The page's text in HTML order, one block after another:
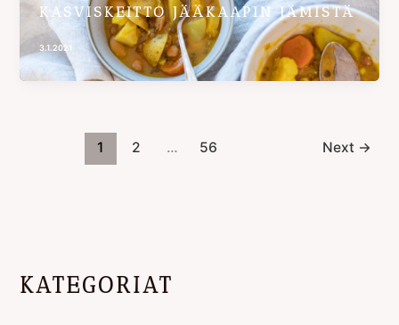
KASVISKEITTO JÄÄKAAPIN JÄMISTÄ
3.1.2021
1 2 … 56 Next →
KATEGORIAT